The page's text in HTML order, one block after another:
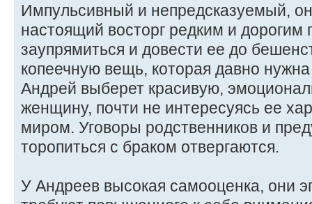
Импульсивный и непредсказуемый,
настоящий восторг редким и дорогим
заупрямиться и довести ее до
копеечную вещь, которая давно
Андрей выберет красивую,
женщину, почти не интересуясь ее
миром. Уговоры родственников и
торопиться с браком отвергаются.
У Андреев высокая самооценка, они